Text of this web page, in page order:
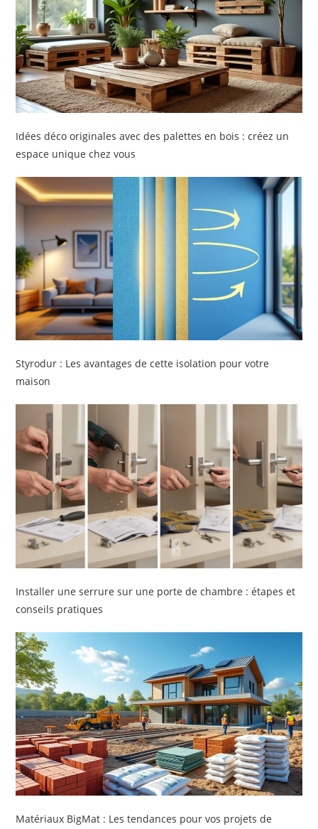
Idées déco originales avec des palettes en bois : créez un
espace unique chez vous
Styrodur : Les avantages de cette isolation pour votre
maison
Installer une serrure sur une porte de chambre : étapes et
conseils pratiques
Matériaux BigMat : Les tendances pour vos projets de